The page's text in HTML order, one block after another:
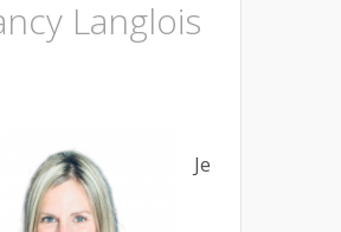
Langlois
Je